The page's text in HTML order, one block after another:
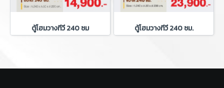
ตู้โฮมวางทีวี 240 ซม ตู้โฮมวางทีวี 240 ซม.